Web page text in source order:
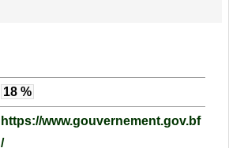
18 %
https://www.gouvernement.gov.bf
/